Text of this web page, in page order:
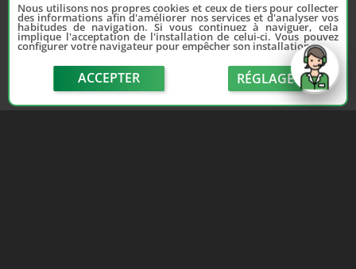
Nous utilisons nos propres cookies et ceux de tiers pour collecter
des informations afin d'améliorer nos services et d'analyser vos
habitudes de navigation. Si vous continuez à naviguer, cela
implique l'acceptation de l'installation de celui-ci. Vous pouvez
configurer votre navigateur pour empêcher son installation.
ACCEPTER RÉGLAGE